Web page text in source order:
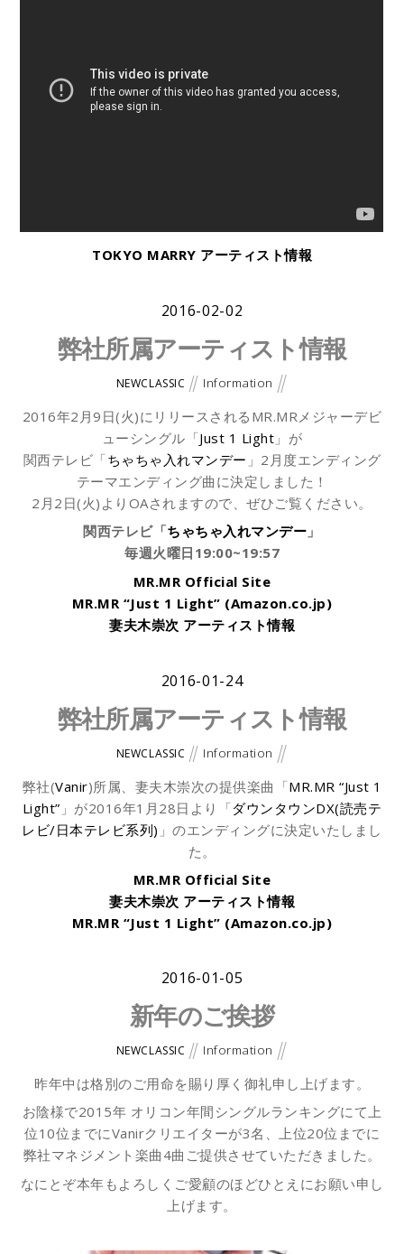
TOKYO MARRY アーティスト情報
2016-02-02
弊社所属アーティスト情報
NEWCLASSIC Information
2016年2月9日(火)にリリースされるMR.MRメジャーデビ
ューシングル「Just 1 Light 」が
関西テレビ「ちゃちゃ入れマンデー 」2月度エンディング
テーマエンディング曲に決定しました！
2月2日(火)よりOAされますので、ぜひご覧ください。
関西テレビ「ちゃちゃ入れマンデー 」
毎週火曜日19:00~19:57
MR.MR Official Site
MR.MR “Just 1 Light” (Amazon.co.jp)
妻夫木崇次 アーティスト情報
2016-01-24
弊社所属アーティスト情報
NEWCLASSIC Information
弊社(Vanir)所属、妻夫木崇次の提供楽曲「MR.MR “Just 1
Light” 」が2016年1月28日より「ダウンタウンDX(読売テ
レビ/日本テレビ系列) 」のエンディングに決定いたしまし
た。
MR.MR Official Site
妻夫木崇次 アーティスト情報
MR.MR “Just 1 Light” (Amazon.co.jp)
2016-01-05
新年のご挨拶
NEWCLASSIC Information
昨年中は格別のご用命を賜り厚く御礼申し上げます。
お陰様で2015年 オリコン年間シングルランキングにて上
位10位までにVanirクリエイターが3名、上位20位までに
弊社マネジメント楽曲4曲ご提供させていただきました。
なにとぞ本年もよろしくご愛顧のほどひとえにお願い申し
上げます。